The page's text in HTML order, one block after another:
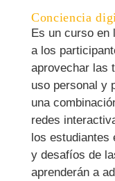
Conciencia
Es un curso en
a los
aprovechar las
uso personal y
una
redes
los estudiantes
y desafíos de
aprenderán a